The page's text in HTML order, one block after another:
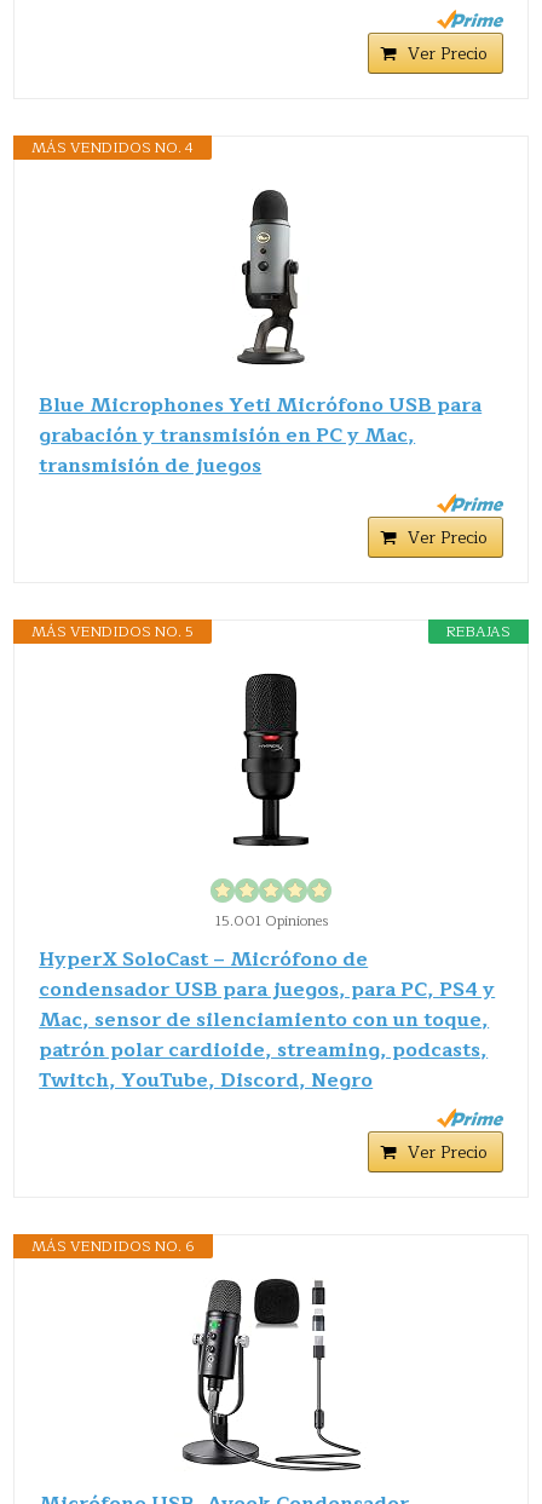
Ver Precio
MÁS VENDIDOS NO. 4
Blue Microphones Yeti Micrófono USB para
grabación y transmisión en PC y Mac,
transmisión de juegos
Ver Precio
REBAJAS
MÁS VENDIDOS NO. 5
15.001 Opiniones
HyperX SoloCast – Micrófono de
condensador USB para juegos, para PC, PS4 y
Mac, sensor de silenciamiento con un toque,
patrón polar cardioide, streaming, podcasts,
Twitch, YouTube, Discord, Negro
Ver Precio
MÁS VENDIDOS NO. 6